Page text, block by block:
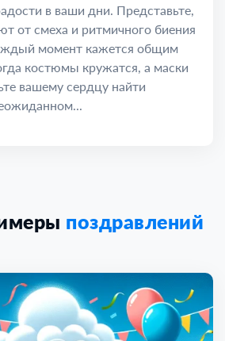
в ваши дни. Представьте,
от смеха и ритмичного биения
момент кажется общим
костюмы кружатся, а маски
вашему сердцу найти
поздравлений